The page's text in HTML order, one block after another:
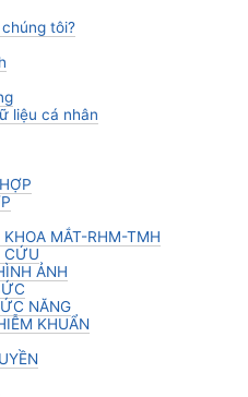
tôi?
liệu cá nhân
MẮT-RHM-TMH
CỨU
ẢNH
NĂNG
KHUẨN